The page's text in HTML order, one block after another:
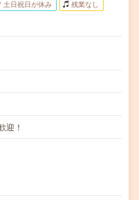
土日祝日が休み 残業なし
迎！